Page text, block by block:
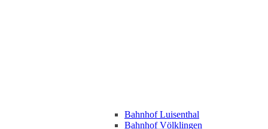
Bahnhof Luisenthal
Bahnhof Völklingen